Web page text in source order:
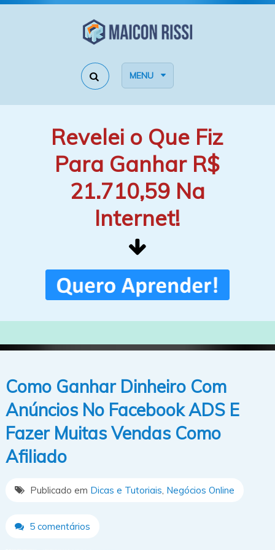
MENU
Revelei o Que Fiz
Para Ganhar R$
21.710,59 Na
Internet!
Como Ganhar Dinheiro Com
Anúncios No Facebook ADS E
Fazer Muitas Vendas Como
Afiliado
Publicado em Dicas e Tutoriais Negócios Online
5 comentários